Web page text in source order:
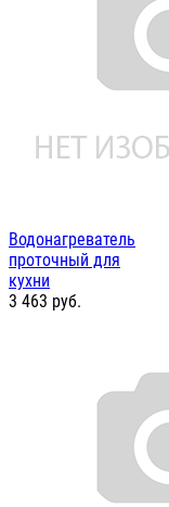
Водонагреватель
проточный для
кухни
3 463 руб.